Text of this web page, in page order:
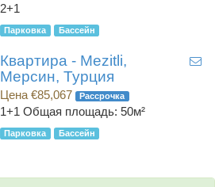
2+1
Парковка Бассейн
Квартира - Mezitli,
Мерсин, Турция
Цена €85,067 Рассрочка
1+1 Общая площадь: 50м²
Парковка Бассейн